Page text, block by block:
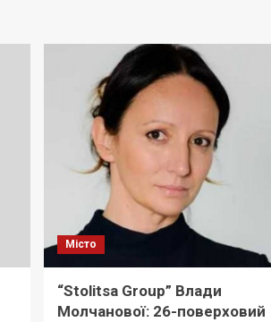
Місто
“Stolitsa Group” Влади
Молчанової: 26-поверховий